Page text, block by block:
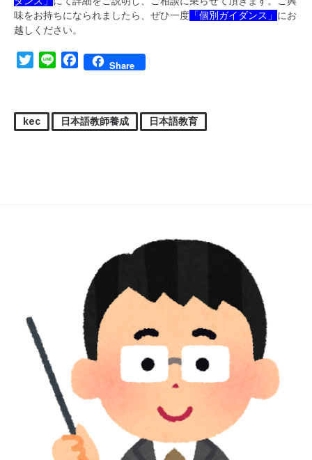
味をお持ちになられましたら、ぜひ一度 「個別ガイダンス」 にお
越しください。
TwitterLine FacebookShare
kec 日本語教師養成 日本語教育